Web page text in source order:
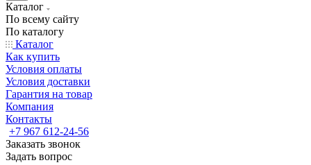
Каталог
По всему сайту
По каталогу
Каталог
Как купить
Условия оплаты
Условия доставки
Гарантия на товар
Компания
Контакты
+7 967 612-24-56
Заказать звонок
Задать вопрос